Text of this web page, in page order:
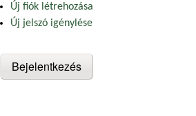
Új fiók létrehozása
Új jelszó igénylése